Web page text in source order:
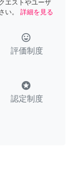
エストやユーザ
い。
詳細を見る
tag_faces
評価制度
stars
認定制度